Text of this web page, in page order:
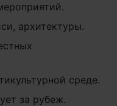
архитектуры.
среде.
за рубеж.